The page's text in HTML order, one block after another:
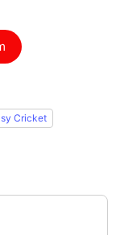
Cricket